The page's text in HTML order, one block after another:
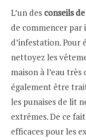
L’un des conseils
de commencer par
d’infestation. Pour
nettoyez les
maison à l’eau
également être
les punaises de lit
extrêmes. De ce
efficaces pour les